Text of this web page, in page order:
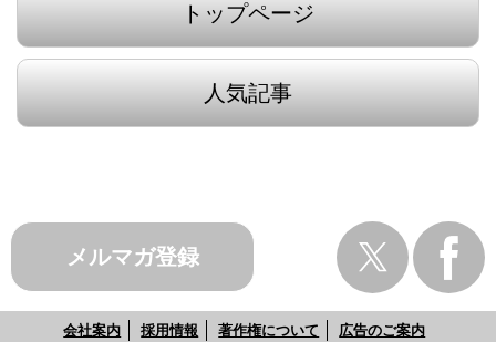
トップページ
人気記事
メルマガ登録
会社案内 採用情報 著作権について 広告のご案内